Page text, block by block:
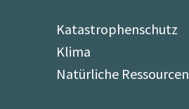
Katastrophenschutz
Klima
Natürliche Ressourcen